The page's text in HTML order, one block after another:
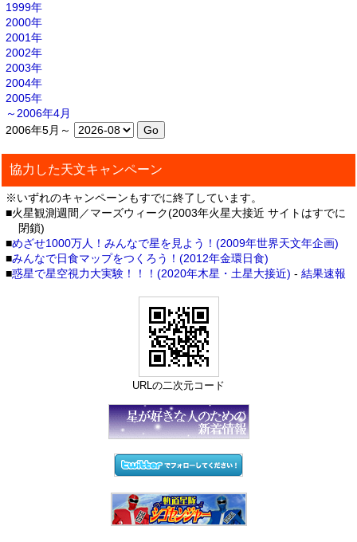
1999年
2000年
2001年
2002年
2003年
2004年
2005年
～2006年4月
2006年5月～
協力した天文キャンペーン
※いずれのキャンペーンもすでに終了しています。
■火星観測週間／マーズウィーク(2003年火星大接近 サイトはすでに
閉鎖)
■めざせ1000万人！みんなで星を見よう！(2009年世界天文年企画)
■みんなで日食マップをつくろう！(2012年金環日食)
■惑星で星空視力大実験！！！(2020年木星・土星大接近) - 結果速報
URLの二次元コード